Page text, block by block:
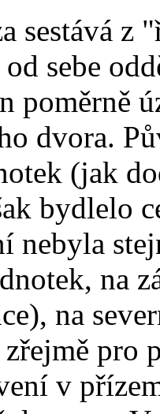
sestává z
sebe
poměrně
dvora.
(jak
bydlelo
nebyla
na
na
pro
v